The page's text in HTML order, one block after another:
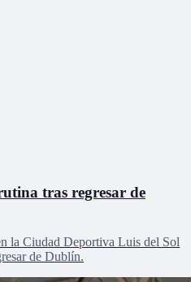
tras regresar de
la Ciudad Deportiva Luis del Sol
de Dublín.